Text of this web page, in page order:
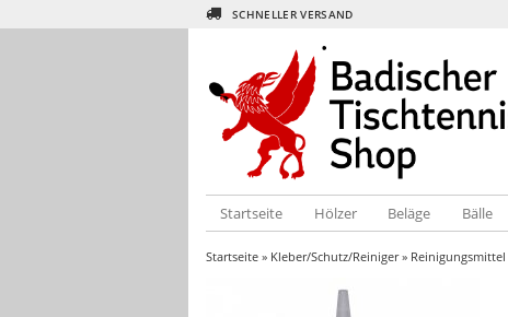
SCHNELLER VERSAND
Startseite Hölzer Beläge Bälle
Startseite » Kleber/Schutz/Reiniger» Reinigungsmittel